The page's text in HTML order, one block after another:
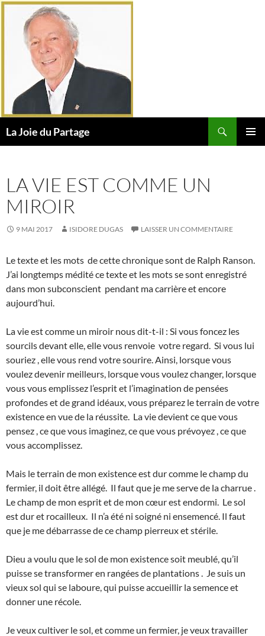
Aller
contenu
La Joie du Partage
LA VIE EST COMME UN
MIROIR
9 MAI 2017 ISIDORE DUGAS LAISSER UN COMMENTAIRE
Le texte et les mots de cette chronique sont de Ralph Ranson.
J’ai longtemps médité ce texte et les mots se sont enregistré
dans mon subconscient pendant ma carrière et encore
aujourd’hui.
La vie est comme un miroir nous dit-t-il : Si vous foncez les
sourcils devant elle, elle vous renvoie votre regard. Si vous lui
souriez , elle vous rend votre sourire. Ainsi, lorsque vous
voulez devenir meilleurs, lorsque vous voulez changer, lorsque
vous vous emplissez l’esprit et l’imagination de pensées
profondes et de grand idéaux, vous préparez le terrain de votre
existence en vue de la réussite. La vie devient ce que vous
pensez , ce que vous imaginez, ce que vous prévoyez , ce que
vous accomplissez.
Mais le terrain de mon existence est dur comme le champ du
fermier, il doit être allégé. Il faut que je me serve de la charrue .
Le champ de mon esprit et de mon cœur est endormi. Le sol
est dur et rocailleux. Il n’a été ni soigné ni ensemencé. Il faut
que je me débarrasse de ce champ pierreux et stérile.
Dieu a voulu que le sol de mon existence soit meublé, qu’il
puisse se transformer en rangées de plantations . Je suis un
vieux sol qui se laboure, qui puisse accueillir la semence et
donner une récole.
Je veux cultiver le sol, et comme un fermier, je veux travailler